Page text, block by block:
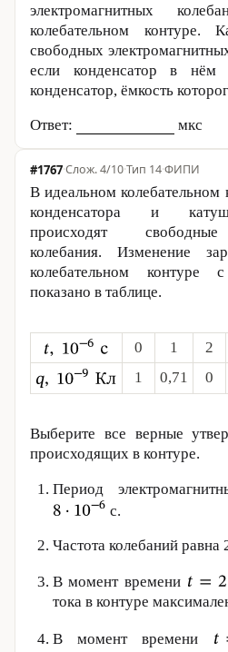
электромагнитных
колебательном контуре.
свободных
если конденсатор в нём
конденсатор, ёмкость
Ответ: мкс
#1767· 4/10·Тип 14·ФИПИ
В идеальном колебательном
конденсатора и
происходят свободные
колебания. Изменение
колебательном контуре
показано в таблице.
0 1 2
1
0,71 0
Выберите все верные
происходящих в контуре.
Период
с.
Частота колебаний равна
В момент времени
тока в контуре
В момент времени